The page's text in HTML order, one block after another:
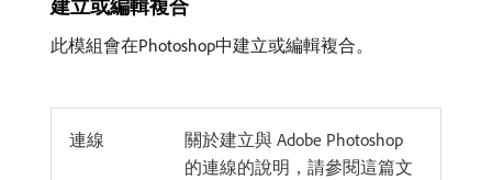
建立或編輯複合
此模組會在Photoshop中建立或編輯複合。
連線
關於建立與 Adobe Photoshop
的連線的說明，請參閱這篇文